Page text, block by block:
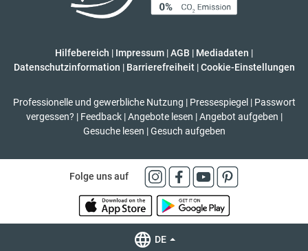
Hilfebereich | Impressum |AGB | Mediadaten |
Datenschutzinformation | Barrierefreiheit | Cookie-Einstellungen
Professionelle und gewerbliche Nutzung | Pressespiegel | Passwort
vergessen? | Feedback | Angebote lesen | Angebot aufgeben |
Gesuche lesen | Gesuch aufgeben
Folge uns auf
DE